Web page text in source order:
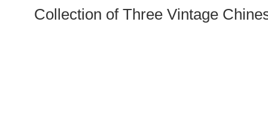
Collection of Three Vintage